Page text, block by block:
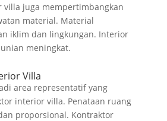
villa juga mempertimbangkan
material. Material
iklim dan lingkungan. Interior
meningkat.
Villa
area representatif yang
interior villa. Penataan ruang
proporsional. Kontraktor